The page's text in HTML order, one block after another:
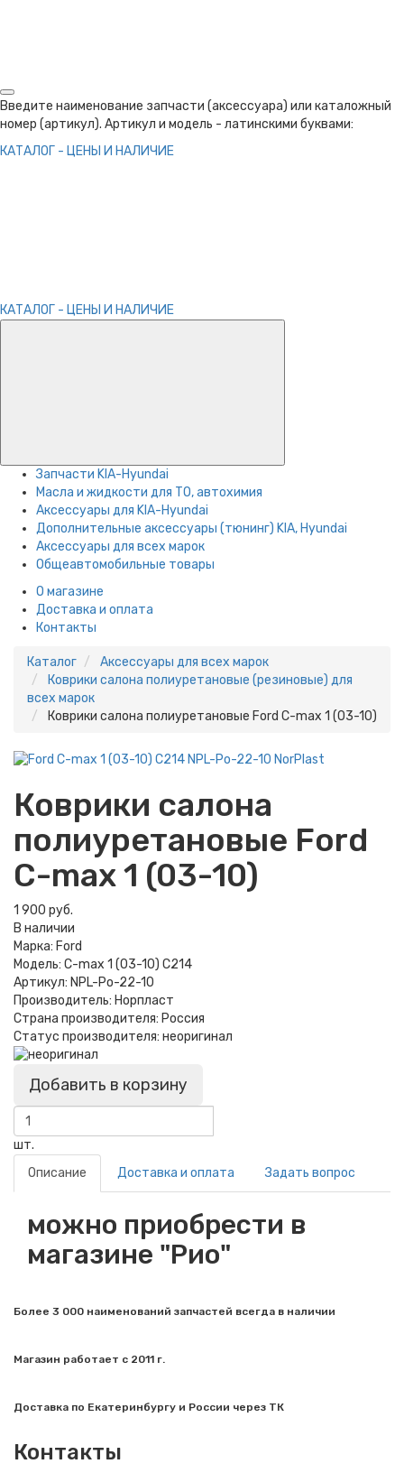
Введите наименование запчасти (аксессуара) или каталожный
номер (артикул). Артикул и модель - латинскими буквами:
КАТАЛОГ - ЦЕНЫ И НАЛИЧИЕ
КАТАЛОГ - ЦЕНЫ И НАЛИЧИЕ
Запчасти KIA-Hyundai
Масла и жидкости для ТО, автохимия
Аксессуары для KIA-Hyundai
Дополнительные аксессуары (тюнинг) KIA, Hyundai
Аксессуары для всех марок
Общеавтомобильные товары
О магазине
Доставка и оплата
Контакты
Каталог
Аксессуары для всех марок
Коврики салона полиуретановые (резиновые) для
всех марок
Коврики салона полиуретановые Ford C-max 1 (03-10)
Коврики салона
полиуретановые Ford
C-max 1 (03-10)
1 900 руб.
В наличии
Марка: Ford
Модель: C-max 1 (03-10) C214
Артикул: NPL-Po-22-10
Производитель: Норпласт
Страна производителя: Россия
Статус производителя: неоригинал
Добавить в корзину
шт.
Описание
Доставка и оплата Задать вопрос
можно приобрести в
магазине "Рио"
Более 3 000 наименований запчастей всегда в наличии
Магазин работает с 2011 г.
Доставка по Екатеринбургу и России через ТК
Контакты